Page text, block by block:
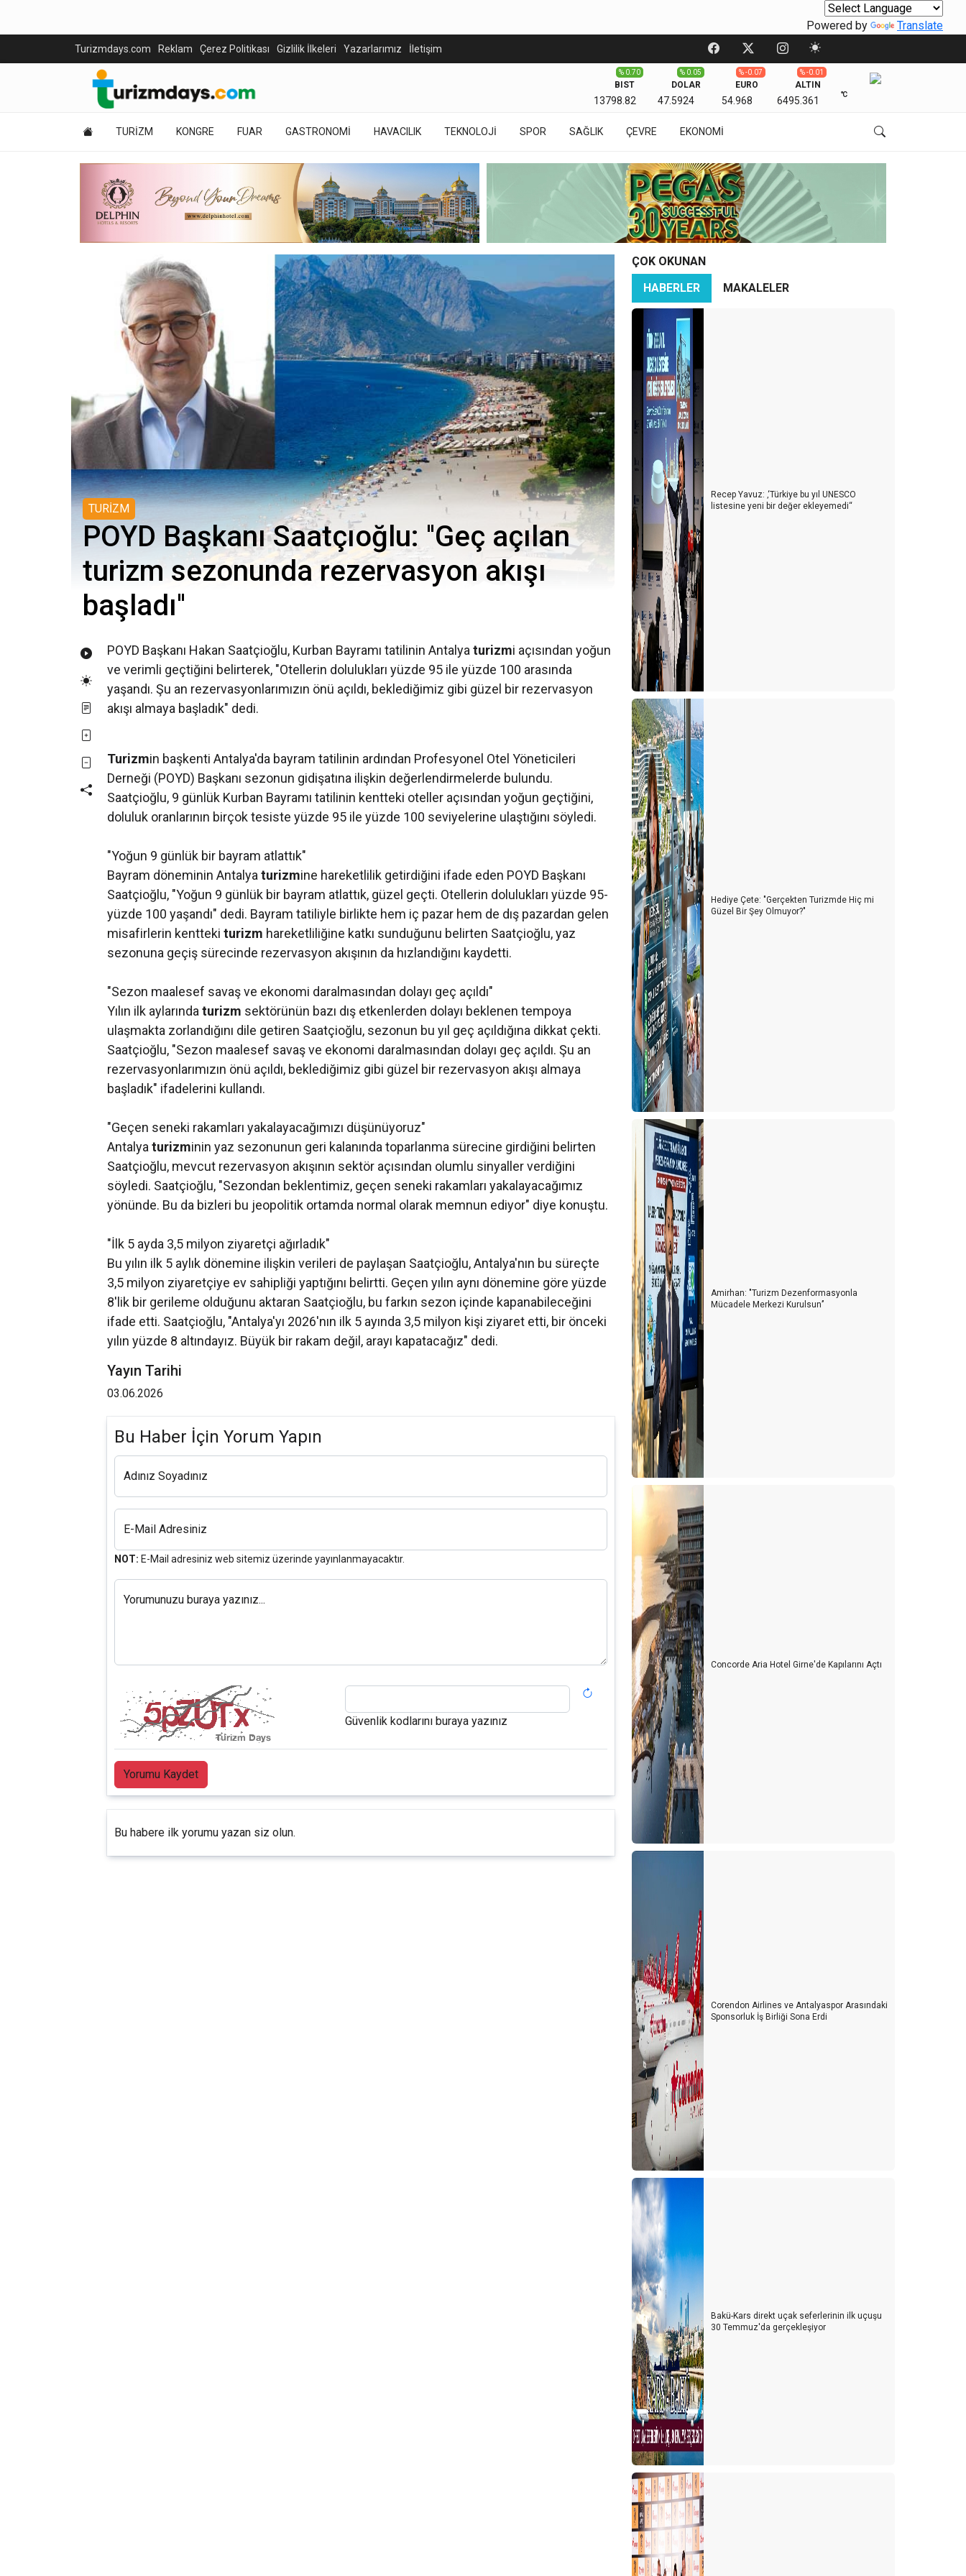
Powered by Translate
Turizmdays.com Reklam Çerez Politikası Gizlilik İlkeleri Yazarlarımız İletişim
BIST
13798.82
% 0.70
DOLAR
47.5924
% 0.05
EURO
54.968
% -0.07
ALTIN
6495.361
% -0.01
℃
TURİZM KONGRE FUAR GASTRONOMİ HAVACILIK TEKNOLOJİ SPOR SAĞLIK ÇEVRE EKONOMİ
TURİZM
POYD Başkanı Saatçıoğlu: ''Geç açılan
turizm sezonunda rezervasyon akışı
başladı''
POYD Başkanı Hakan Saatçioğlu, Kurban Bayramı tatilinin Antalya turizmi açısından yoğun
ve verimli geçtiğini belirterek, "Otellerin dolulukları yüzde 95 ile yüzde 100 arasında
yaşandı. Şu an rezervasyonlarımızın önü açıldı, beklediğimiz gibi güzel bir rezervasyon
akışı almaya başladık" dedi.
Turizmin başkenti Antalya'da bayram tatilinin ardından Profesyonel Otel Yöneticileri
Derneği (POYD) Başkanı sezonun gidişatına ilişkin değerlendirmelerde bulundu.
Saatçioğlu, 9 günlük Kurban Bayramı tatilinin kentteki oteller açısından yoğun geçtiğini,
doluluk oranlarının birçok tesiste yüzde 95 ile yüzde 100 seviyelerine ulaştığını söyledi.
"Yoğun 9 günlük bir bayram atlattık"
Bayram döneminin Antalya turizmine hareketlilik getirdiğini ifade eden POYD Başkanı
Saatçioğlu, "Yoğun 9 günlük bir bayram atlattık, güzel geçti. Otellerin dolulukları yüzde 95-
yüzde 100 yaşandı" dedi. Bayram tatiliyle birlikte hem iç pazar hem de dış pazardan gelen
misafirlerin kentteki turizm hareketliliğine katkı sunduğunu belirten Saatçioğlu, yaz
sezonuna geçiş sürecinde rezervasyon akışının da hızlandığını kaydetti.
"Sezon maalesef savaş ve ekonomi daralmasından dolayı geç açıldı"
Yılın ilk aylarında turizm sektörünün bazı dış etkenlerden dolayı beklenen tempoya
ulaşmakta zorlandığını dile getiren Saatçioğlu, sezonun bu yıl geç açıldığına dikkat çekti.
Saatçioğlu, "Sezon maalesef savaş ve ekonomi daralmasından dolayı geç açıldı. Şu an
rezervasyonlarımızın önü açıldı, beklediğimiz gibi güzel bir rezervasyon akışı almaya
başladık" ifadelerini kullandı.
"Geçen seneki rakamları yakalayacağımızı düşünüyoruz"
Antalya turizminin yaz sezonunun geri kalanında toparlanma sürecine girdiğini belirten
Saatçioğlu, mevcut rezervasyon akışının sektör açısından olumlu sinyaller verdiğini
söyledi. Saatçioğlu, "Sezondan beklentimiz, geçen seneki rakamları yakalayacağımız
yönünde. Bu da bizleri bu jeopolitik ortamda normal olarak memnun ediyor" diye konuştu.
"İlk 5 ayda 3,5 milyon ziyaretçi ağırladık"
Bu yılın ilk 5 aylık dönemine ilişkin verileri de paylaşan Saatçioğlu, Antalya'nın bu süreçte
3,5 milyon ziyaretçiye ev sahipliği yaptığını belirtti. Geçen yılın aynı dönemine göre yüzde
8'lik bir gerileme olduğunu aktaran Saatçioğlu, bu farkın sezon içinde kapanabileceğini
ifade etti. Saatçioğlu, "Antalya'yı 2026'nın ilk 5 ayında 3,5 milyon kişi ziyaret etti, bir önceki
yılın yüzde 8 altındayız. Büyük bir rakam değil, arayı kapatacağız" dedi.
Yayın Tarihi
03.06.2026
Bu Haber İçin Yorum Yapın
Adınız Soyadınız
E-Mail Adresiniz
NOT: E-Mail adresiniz web sitemiz üzerinde yayınlanmayacaktır.
Yorumunuzu buraya yazınız...
Güvenlik kodlarını buraya yazınız
Yorumu Kaydet
Bu habere ilk yorumu yazan siz olun.
ÇOK OKUNAN
HABERLER
MAKALELER
Recep Yavuz: ‚‘Türkiye bu yıl UNESCO
listesine yeni bir değer ekleyemedi‘‘
Hediye Çete: "Gerçekten Turizmde Hiç mi
Güzel Bir Şey Olmuyor?"
Amirhan: "Turizm Dezenformasyonla
Mücadele Merkezi Kurulsun’’
Concorde Aria Hotel Girne'de Kapılarını Açtı
Corendon Airlines ve Antalyaspor Arasındaki
Sponsorluk İş Birliği Sona Erdi
Bakü-Kars direkt uçak seferlerinin ilk uçuşu
30 Temmuz'da gerçekleşiyor